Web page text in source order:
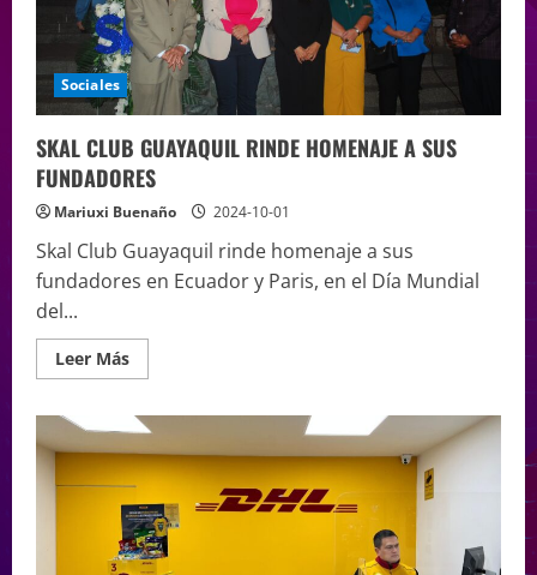
Sociales
SKAL CLUB GUAYAQUIL RINDE HOMENAJE A SUS
FUNDADORES
Mariuxi Buenaño 2024-10-01
Skal Club Guayaquil rinde homenaje a sus
fundadores en Ecuador y Paris, en el Día Mundial
del...
Leer Más